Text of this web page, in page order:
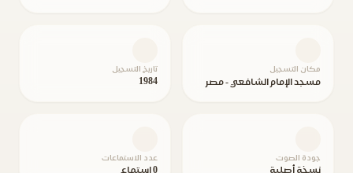
مكان التسجيل
مسجد الإمام الشافعي - مصر
تاريخ التسجيل
1984
جودة الصوت
نسخة أصلية
عدد الاستماعات
0 استماع